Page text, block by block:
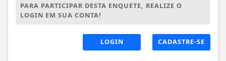
PARA PARTICIPAR DESTA ENQUETE, REALIZE O
LOGIN EM SUA CONTA!
LOGIN CADASTRE-SE